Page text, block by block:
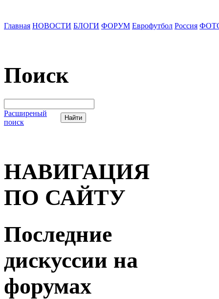
Главная НОВОСТИ БЛОГИ ФОРУМ Еврофутбол Россия
Поиск
Расширеный
поиск
НАВИГАЦИЯ
ПО САЙТУ
Последние
дискуссии на
форумах